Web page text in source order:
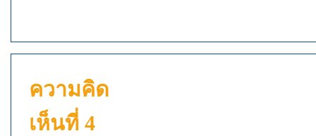
ความคิด
เห็นที่ 4